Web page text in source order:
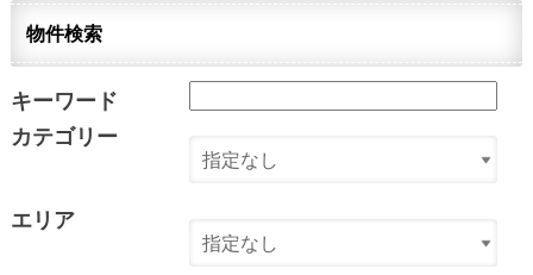
物件検索
キーワード
カテゴリー
エリア